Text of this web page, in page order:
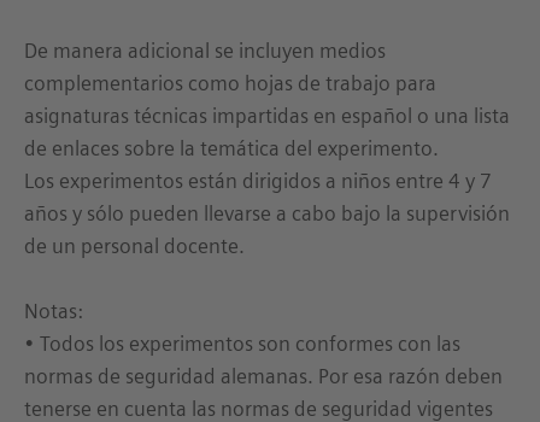
De manera adicional se incluyen medios
complementarios como hojas de trabajo para
asignaturas técnicas impartidas en español o una lista
de enlaces sobre la temática del experimento.
Los experimentos están dirigidos a niños entre 4 y 7
años y sólo pueden llevarse a cabo bajo la supervisión
de un personal docente.
Notas:
• Todos los experimentos son conformes con las
normas de seguridad alemanas. Por esa razón deben
tenerse en cuenta las normas de seguridad vigentes